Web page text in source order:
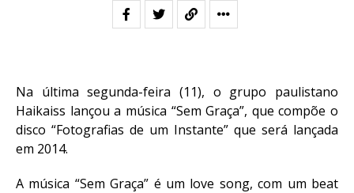
Na última segunda-feira (11), o grupo paulistano
Haikaiss lançou a música “Sem Graça”, que compõe o
disco “Fotografias de um Instante” que será lançada
em 2014.
A música “Sem Graça” é um love song, com um beat